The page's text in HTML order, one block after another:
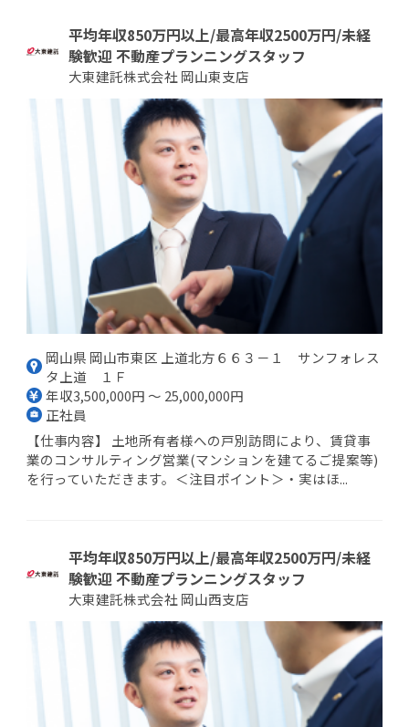
平均年収850万円以上/最高年収2500万円/未経
験歓迎 不動産プランニングスタッフ
大東建託株式会社 岡山東支店
岡山県 岡山市東区 上道北方６６３－１ サンフォレス
タ上道 １Ｆ
年収3,500,000円 ～ 25,000,000円
正社員
【仕事内容】 土地所有者様への戸別訪問により、賃貸事
業のコンサルティング営業(マンションを建てるご提案等)
を行っていただきます。＜注目ポイント＞・実はほ...
平均年収850万円以上/最高年収2500万円/未経
験歓迎 不動産プランニングスタッフ
大東建託株式会社 岡山西支店